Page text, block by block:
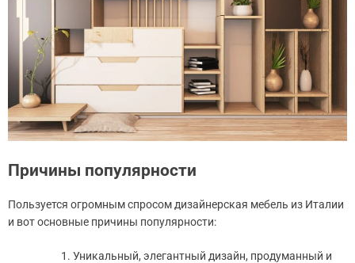
Причины популярности
Пользуется огромным спросом дизайнерская мебель из Италии
и вот основные причины популярности:
Уникальный, элегантный дизайн, продуманный и